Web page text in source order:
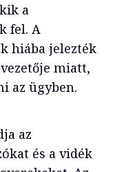
a
fel. A
hiába jelezték
miatt,
az ügyben.
az
és a vidék